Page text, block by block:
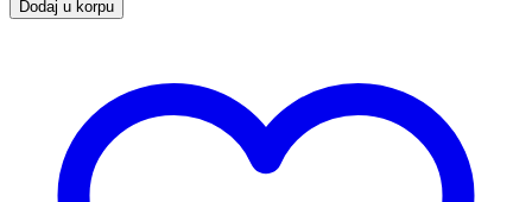
element
profil
količina
Dodaj u korpu